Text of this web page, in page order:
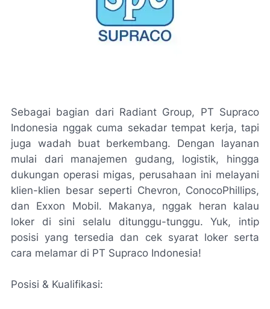
Sebagai bagian dari Radiant Group, PT Supraco
Indonesia nggak cuma sekadar tempat kerja, tapi
juga wadah buat berkembang. Dengan layanan
mulai dari manajemen gudang, logistik, hingga
dukungan operasi migas, perusahaan ini melayani
klien-klien besar seperti Chevron, ConocoPhillips,
dan Exxon Mobil. Makanya, nggak heran kalau
loker di sini selalu ditunggu-tunggu. Yuk, intip
posisi yang tersedia dan cek syarat loker serta
cara melamar di PT Supraco Indonesia!
Posisi & Kualifikasi: